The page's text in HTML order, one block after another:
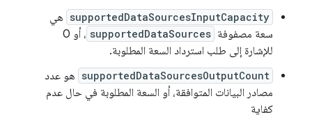
supportedDataSourcesInputCapacity هي
سعة مصفوفة supportedDataSources
، أو 0
للإشارة إلى طلب استرداد السعة المطلوبة.
supportedDataSourcesOutputCount هو عدد
مصادر البيانات المتوافقة، أو السعة المطلوبة في حال عدم
كفاية